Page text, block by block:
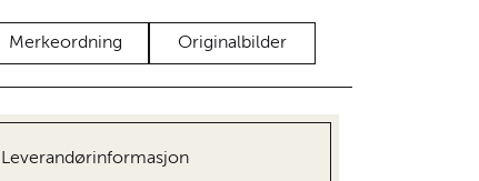
Merkeordning Originalbilder
Leverandørinformasjon